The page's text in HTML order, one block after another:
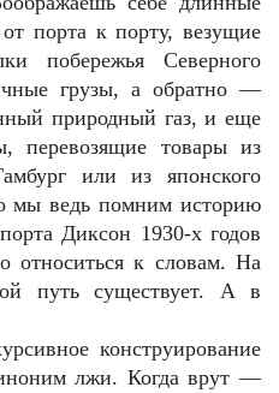
порта к порту, везущие
побережья Северного
грузы, а обратно —
природный газ, и еще
перевозящие товары из
или из японского
мы ведь помним историю
Диксон 1930-х годов
к словам. На
путь существует. А в
конструирование
лжи. Когда врут —